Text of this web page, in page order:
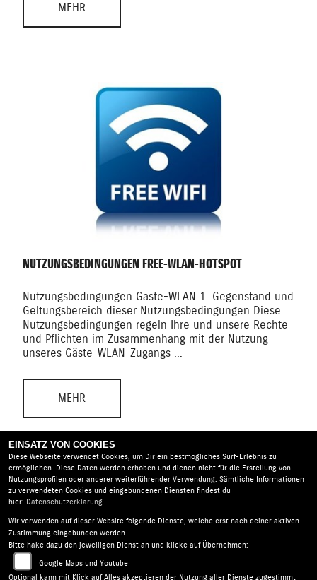
MEHR
NUTZUNGSBEDINGUNGEN FREE-WLAN-HOTSPOT
Nutzungsbedingungen Gäste-WLAN 1. Gegenstand und
Geltungsbereich dieser Nutzungsbedingungen Diese
Nutzungsbedingungen regeln Ihre und unsere Rechte
und Pflichten im Zusammenhang mit der Nutzung
unseres Gäste-WLAN-Zugangs ...
MEHR
Erfurt | Deutschland
AGB
|
Barrierefreiheit
EINSATZ VON COOKIES
Diese Webseite verwendet Cookies, um Dir ein bestmögliches Surf-Erlebnis zu
ermöglichen. Diese Daten werden erhoben und dienen nicht für die Erstellung von
Nutzungsprofilen oder anderer weiterführender Verwendung. Sämtliche Informationen
zu verwendeten Cookies und eingebundenen Diensten findest du
hier: Datenschutzerklärung
Wir verwenden auf dieser Website folgende Dienste, welche erst nach deiner aktiven
Zustimmung eingebunden werden.
Bitte hake dazu den jeweiligen Dienst an und klicke auf Übernehmen:
Google Maps und Youtube
Optional kann mit Klick auf Alles akzeptieren der Nutzung aller Dienste zugestimmt